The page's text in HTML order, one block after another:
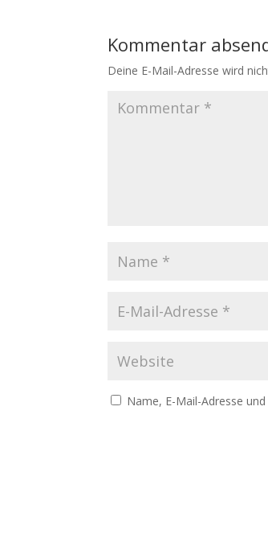
Kommentar
Deine E-Mail-Adresse wird
Name, E-Mail-Adresse